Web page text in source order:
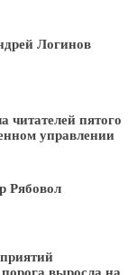
Логинов
читателей пятого
управлении
Рябовол